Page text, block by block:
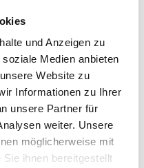
und Anzeigen zu
Medien anbieten
Website zu
Informationen zu Ihrer
unsere Partner für
weiter. Unsere
möglicherweise mit
ihnen bereitgestellt
und das eigene
Impulsen und
Selbstreflexion,
sowohl